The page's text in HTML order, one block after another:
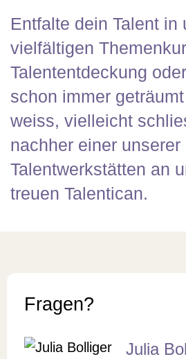
Entfalte dein Talent in
vielfältigen
Talententdeckung
schon immer
weiss, vielleicht
nachher einer unserer
Talentwerkstätten an
treuen Talentican.
Fragen?
Julia